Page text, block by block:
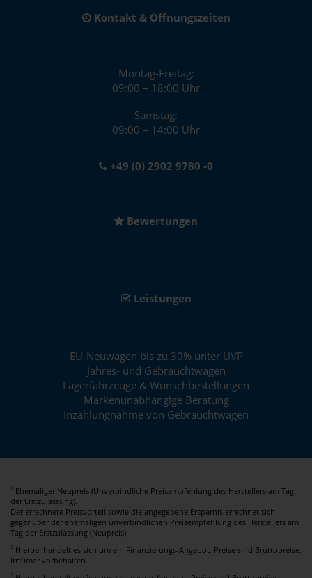
Kontakt & Öffnungszeiten
Montag-Freitag:
09:00 – 18:00 Uhr
Samstag:
09:00 – 14:00 Uhr
+49 (0) 2902 9780 -0
Bewertungen
Leistungen
EU-Neuwagen bis zu 30% unter UVP
Jahres- und Gebrauchtwagen
Lagerfahrzeuge & Wunschbestellungen
Markenunabhängige Beratung
Inzahlungnahme von Gebrauchtwagen
1
Ehemaliger Neupreis (Unverbindliche Preisempfehlung des Herstellers am Tag
der Erstzulassung).
Der errechnete Preisvorteil sowie die angegebene Ersparnis errechnet sich
gegenüber der ehemaligen unverbindlichen Preisempfehlung des Herstellers am
Tag der Erstzulassung (Neupreis).
2 Hierbei handelt es sich um ein Finanzierungs-Angebot. Preise sind Bruttopreise.
Irrtümer vorbehalten.
3